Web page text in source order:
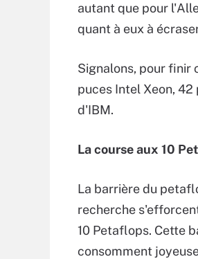
autant que pour
quant à eux à
Signalons, pour finir
puces Intel Xeon,
d'IBM.
La course aux 10
La barrière du
recherche
10 Petaflops. Cette
consomment